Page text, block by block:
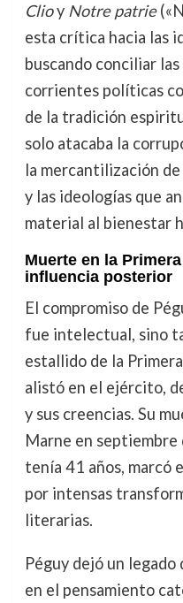
Clioy Notre patrie
esta crítica hacia las
buscando conciliar las
corrientes políticas
de la tradición
solo atacaba la
la mercantilización
y las ideologías que
material al bienestar
Muerte en la
influencia posterior
El compromiso de
fue intelectual, sino
estallido de la
alistó en el ejército,
y sus creencias. Su
Marne en septiembre
tenía 41 años, marcó
por intensas
literarias.
Péguy dejó un
en el pensamiento